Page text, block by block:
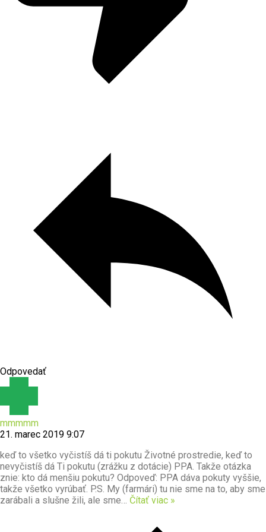
Odpovedať
mmmmm
21. marec 2019 9:07
keď to všetko vyčistíš dá ti pokutu Životné prostredie, keď to
nevyčistíš dá Ti pokutu (zrážku z dotácie) PPA. Takže otázka
znie: kto dá menšiu pokutu? Odpoveď: PPA dáva pokuty vyššie,
takže všetko vyrúbať. P.S. My (farmári) tu nie sme na to, aby sme
zarábali a slušne žili, ale sme
Čítať viac »